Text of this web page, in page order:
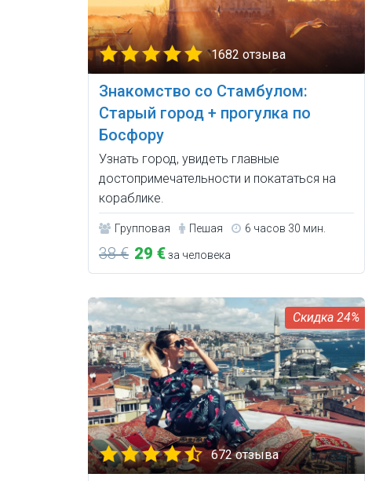
1682 отзыва
Знакомство со Стамбулом:
Старый город + прогулка по
Босфору
Узнать город, увидеть главные
достопримечательности и покататься на
кораблике.
Групповая Пешая 6 часов 30 мин.
38 € 29 €за человека
24%
672 отзыва